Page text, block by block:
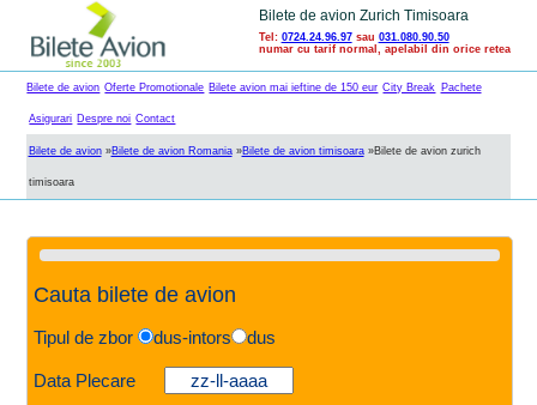
Bilete de avion Zurich Timisoara
Tel: 0724.24.96.97sau 031.080.90.50
numar cu tarif normal, apelabil din orice retea
Bilete de avion Oferte Promotionale Bilete avion mai ieftine de 150 eur City Break Pachete
Asigurari Despre noi Contact
Bilete de avion»Bilete de avion Romania»Bilete de avion timisoara»Bilete de avion zurich
timisoara
Cauta bilete de avion
Tipul de zbor dus-intors dus
Data Plecare